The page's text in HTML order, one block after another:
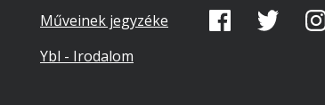
Műveinek jegyzéke
Ybl - Irodalom
Közösségi
média